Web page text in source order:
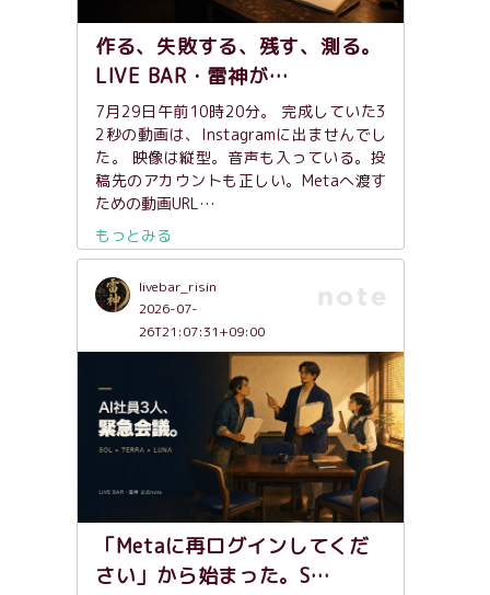
作る、失敗する、残す、測る。
LIVE BAR・雷神が…
7月29日午前10時20分。 完成していた3
2秒の動画は、Instagramに出ませんでし
た。 映像は縦型。音声も入っている。投
稿先のアカウントも正しい。Metaへ渡す
ための動画URL…
もっとみる
livebar_risin
2026-07-
26T21:07:31+09:00
「Metaに再ログインしてくだ
さい」から始まった。S…